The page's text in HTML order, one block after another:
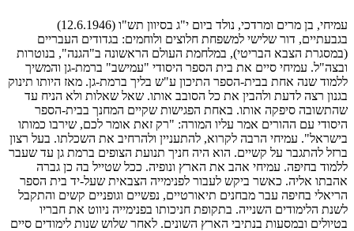
עמיחי, בן מרים ומרדכי, נולד ביום י"ג בסיוון תש"ו (12.6.1946)
בגבעתיים, דור שלישי למשפחת חלוצים ולוחמים: בגדודים העבריים
(במסגרת הצבא הבריטי), במלחמת העולם הראשונה ב"הגנה", בנוטרות
ובצה"ל. עמיחי סיים את בית הספר היסודי "עמישב" ברמת-גן והמשיך
ללמוד שנה אחת בבית-הספר התיכון ע"ש בליך ברמת-גן. מאז היותו תינוק
בגנון רצה לדעת ולהבין את כל הסובב אותו. שאל שאלות ולא הניח עד
שהתשובה סיפקה אותו. באחת הפגישות שקיים המחנך בבית-הספר
היסודי עם ההורים אמר עליו המורה: "רק זאת אומר לכם, שירבו כמותו
בישראל". עמיחי הרבה לקרוא, להתעניין ולהרחיב את השכלתו. בעל רצון
ברזל להתגבר על קשיים. הוא היה חניך תנועת הצופים ברמת גן עד שעבר
ללמוד בחיפה. עמיחי אהב את הארץ ונופיה. ככל שטייל בה כן גברה
אהבתו אליה. כאשר ביקש לעבור לפנימייה הצבאית שעל-יד בית הספר
הריאלי בחיפה עבר מבחנים תיאורטיים, נפשיים וגופניים קשים והתקבל
לשנת הלימודים השנייה. בתקופת חניכותו בפנימייה ניווט את חבריו
בטיולים ובמסעות בנתיבי הארץ השונים. לאחר שלוש שנות לימודים סיים